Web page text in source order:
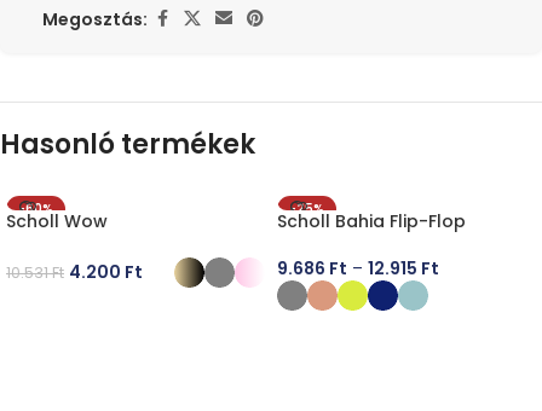
Megosztás:
Hasonló termékek
-60%
Scholl Wow
10.531Ft 4.200 Ft
-25%
Scholl Bahia Flip-Flop
9.686 Ft – 12.915 Ft